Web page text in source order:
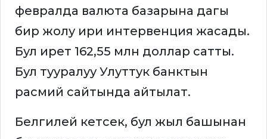
февралда валюта базарына дагы
бир жолу ири интервенция жасады.
Бул ирет 162,55 млн доллар сатты.
Бул тууралуу Улуттук банктын
расмий сайтында айтылат.
Белгилей кетсек, бул жыл башынан